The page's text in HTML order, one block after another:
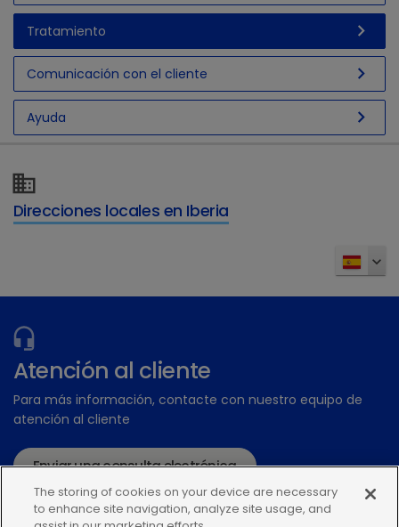
Tratamiento chevron_right
Comunicación con el cliente chevron_right
Ayuda chevron_right
Direcciones locales en Iberia
Atención al cliente
Para más información, contacte con nuestro equipo de
atención al cliente
Enviar una consulta electrónica
o llame:+34935448507
The storing of cookies on your device are necessary
to enhance site navigation, analyze site usage, and